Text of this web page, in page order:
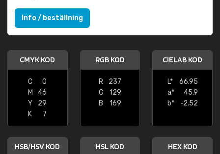
Info / beställning
CMYK KOD
C
0
M
46
Y
29
K
7
RGB KOD
R
237
G
129
B
169
CIELAB KOD
L*
66.95
a*
45.9
b*
-2.52
HSB/HSV KOD HSL KOD HEX KOD